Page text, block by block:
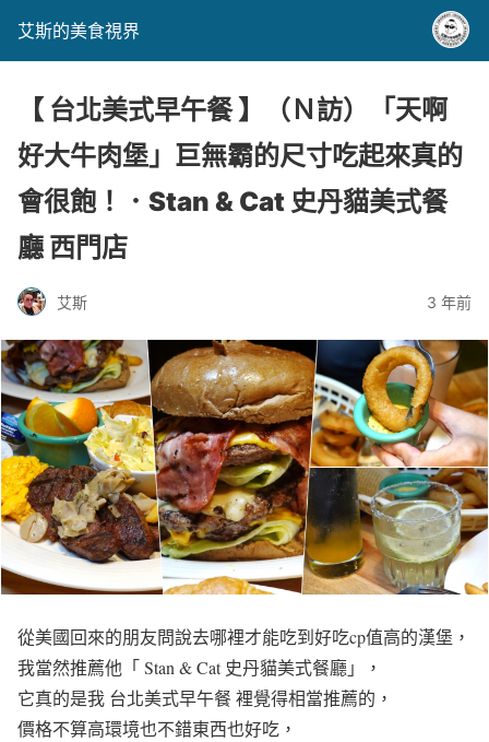
艾斯的美食視界
【 台北美式早午餐 】（Ｎ訪）「天啊
好大牛肉堡」巨無霸的尺寸吃起來真的
會很飽！．Stan & Cat 史丹貓美式餐
廳 西門店
艾斯 3 年前
從美國回來的朋友問說去哪裡才能吃到好吃cp值高的漢堡，
我當然推薦他「 Stan & Cat 史丹貓美式餐廳」，
它真的是我 台北美式早午餐 裡覺得相當推薦的，
價格不算高環境也不錯東西也好吃，